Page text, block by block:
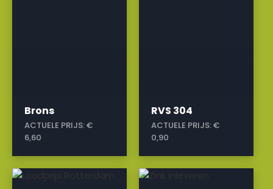
Brons
ACTUELE PRIJS:€
6,60
RVS 304
ACTUELE PRIJS:€
0,90
a a